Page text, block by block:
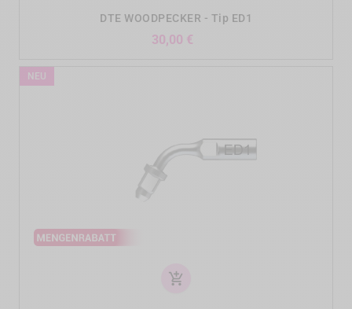
DTE WOODPECKER - Tip ED1
30,00 €
add_shopping_cart
NEU